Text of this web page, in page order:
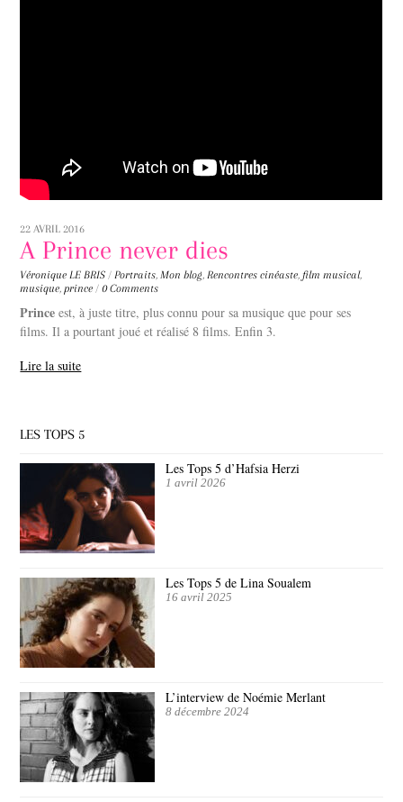
22 AVRIL 2016
A Prince never dies
Véronique LE BRIS / Portraits,Mon blog,Rencontres cinéaste, film musical,
musique,prince / 0 Comments
Prince est, à juste titre, plus connu pour sa musique que pour ses
films. Il a pourtant joué et réalisé 8 films. Enfin 3.
Lire la suite
LES TOPS 5
Les Tops 5 d’Hafsia Herzi
1 avril 2026
Les Tops 5 de Lina Soualem
16 avril 2025
L’interview de Noémie Merlant
8 décembre 2024